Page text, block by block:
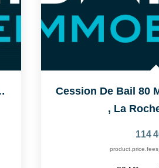
121 M2
, La
114